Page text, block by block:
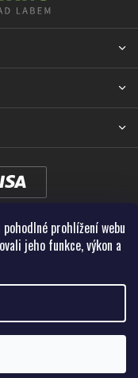
prohlížení webu
jeho funkce, výkon a
. Všechna práva vyhrazena.